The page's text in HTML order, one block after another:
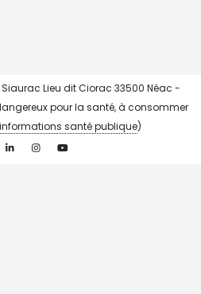
Lieu dit Ciorac 33500 Néac -
pour la santé, à consommer
informations santé publique)
Linkedin InstagramYouTube